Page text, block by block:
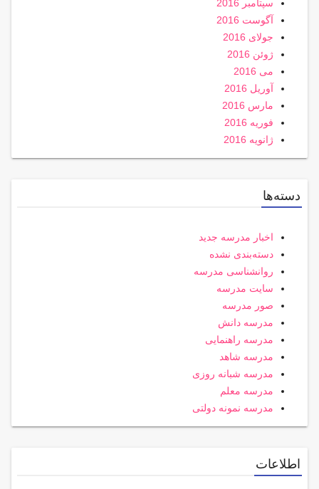
سپتامبر 2016
آگوست 2016
جولای 2016
ژوئن 2016
می 2016
آوریل 2016
مارس 2016
فوریه 2016
ژانویه 2016
دسته‌ها
اخبار مدرسه جدید
دسته‌بندی نشده
روانشناسی مدرسه
سایت مدرسه
صور مدرسه
مدرسه دانش
مدرسه راهنمایی
مدرسه شاهد
مدرسه شبانه روزی
مدرسه معلم
مدرسه نمونه دولتی
اطلاعات